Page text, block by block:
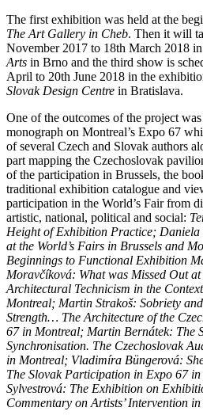
The first exhibition was held at the
The Art Gallery in Cheb. Then it will
November 2017 to 18th March 2018 in
Arts in Brno and the third show is
April to 20th June 2018 in the
Slovak Design Centre in Bratislava.
One of the outcomes of the project
monograph on Montreal’s Expo 67
of several Czech and Slovak authors
part mapping the Czechoslovak
of the participation in Brussels, the
traditional exhibition catalogue and
participation in the World’s Fair from
artistic, national, political and social:
Height of Exhibition Practice;
at the World’s Fairs in Brussels and
Beginnings to Functional Exhibition
Moravčíková: What was Missed Out
Architectural Technicism in the
Montreal; Martin Strakoš: Sobriety
Strength… The Architecture of the
67 in Montreal; Martin Bernátek: The
Synchronisation. The Czechoslovak
in Montreal; Vladimíra Büngerová:
The Slovak Participation in Expo 67
Sylvestrová: The Exhibition on
Commentary on Artists’ Intervention